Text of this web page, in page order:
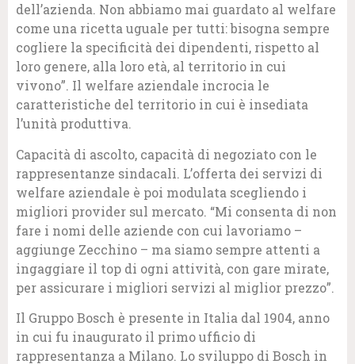
dell’azienda. Non abbiamo mai guardato al welfare
come una ricetta uguale per tutti: bisogna sempre
cogliere la specificità dei dipendenti, rispetto al
loro genere, alla loro età, al territorio in cui
vivono”. Il welfare aziendale incrocia le
caratteristiche del territorio in cui è insediata
l’unità produttiva.
Capacità di ascolto, capacità di negoziato con le
rappresentanze sindacali. L’offerta dei servizi di
welfare aziendale è poi modulata scegliendo i
migliori provider sul mercato. “Mi consenta di non
fare i nomi delle aziende con cui lavoriamo –
aggiunge Zecchino – ma siamo sempre attenti a
ingaggiare il top di ogni attività, con gare mirate,
per assicurare i migliori servizi al miglior prezzo”.
Il Gruppo Bosch è presente in Italia dal 1904, anno
in cui fu inaugurato il primo ufficio di
rappresentanza a Milano. Lo sviluppo di Bosch in